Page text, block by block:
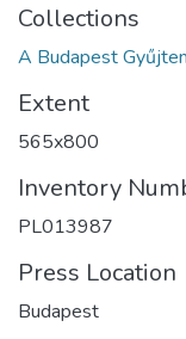
Collections
A Budapest
Extent
565x800
Inventory
PL013987
Press Location
Budapest